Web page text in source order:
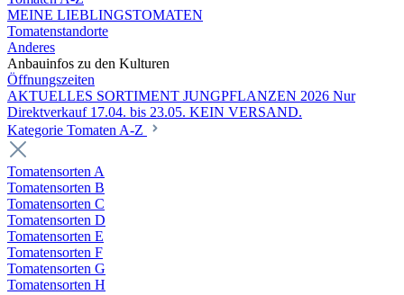
MEINE LIEBLINGSTOMATEN
Tomatenstandorte
Anderes
Anbauinfos zu den Kulturen
Öffnungszeiten
AKTUELLES SORTIMENT JUNGPFLANZEN 2026 Nur
Direktverkauf 17.04. bis 23.05. KEIN VERSAND.
Kategorie Tomaten A-Z
Tomatensorten A
Tomatensorten B
Tomatensorten C
Tomatensorten D
Tomatensorten E
Tomatensorten F
Tomatensorten G
Tomatensorten H